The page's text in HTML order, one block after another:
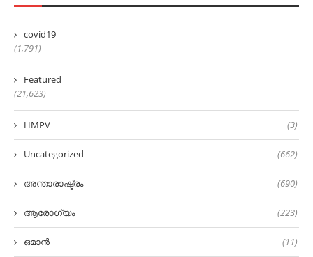
covid19
(1,791)
Featured
(21,623)
HMPV (3)
Uncategorized (662)
അന്താരാഷ്ട്രം (690)
ആരോഗ്യം (223)
ഒമാൻ (11)